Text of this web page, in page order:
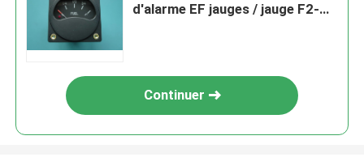
d'alarme EF jauges / jauge F2-
Continuer